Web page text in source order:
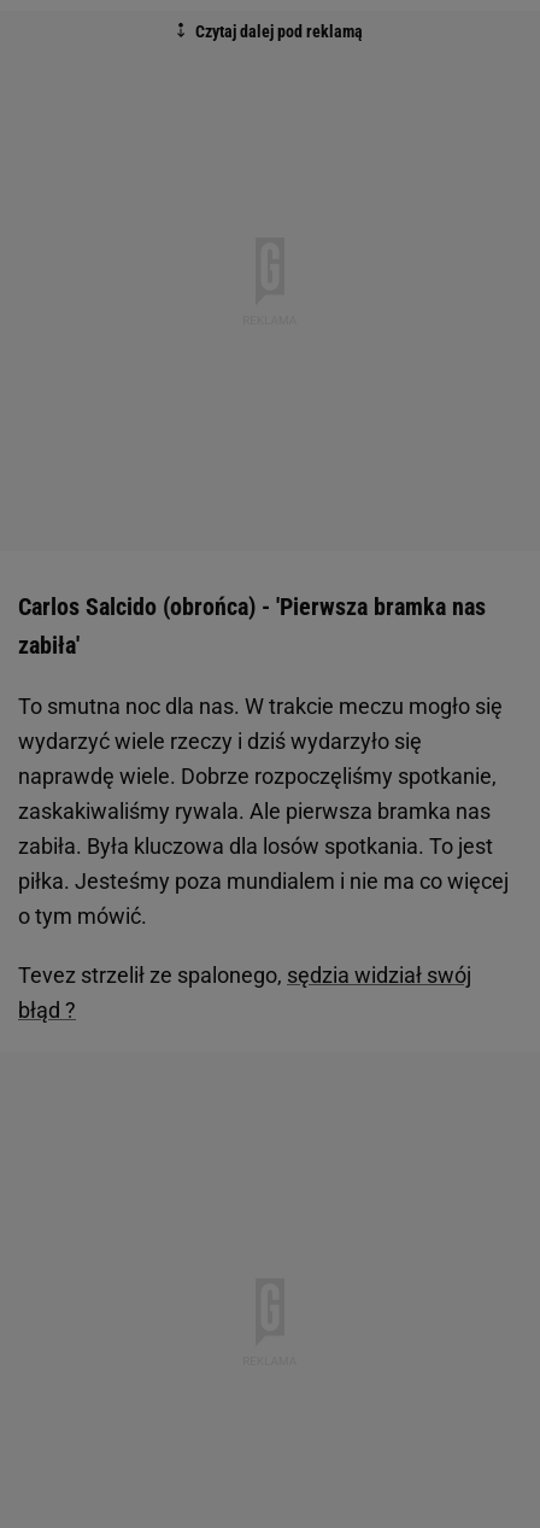
Carlos Salcido (obrońca) - 'Pierwsza bramka nas
zabiła'
To smutna noc dla nas. W trakcie meczu mogło się
wydarzyć wiele rzeczy i dziś wydarzyło się
naprawdę wiele. Dobrze rozpoczęliśmy spotkanie,
zaskakiwaliśmy rywala. Ale pierwsza bramka nas
zabiła. Była kluczowa dla losów spotkania. To jest
piłka. Jesteśmy poza mundialem i nie ma co więcej
o tym mówić.
Tevez strzelił ze spalonego, sędzia widział swój
błąd ?